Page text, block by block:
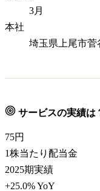
3月
本社
埼玉県上尾市菅
サービスの実績は
75円
1株当たり配当金
2025期実績
+25.0% YoY